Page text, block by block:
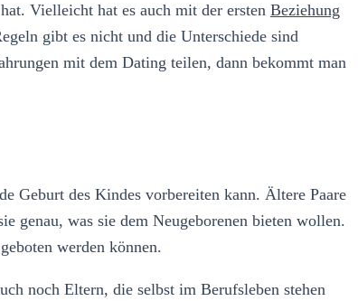
Vielleicht hat es auch mit der ersten Beziehung
gibt es nicht und die Unterschiede sind
mit dem Dating teilen, dann bekommt man
Geburt des Kindes vorbereiten kann. Ältere Paare
genau, was sie dem Neugeborenen bieten wollen.
werden können.
noch Eltern, die selbst im Berufsleben stehen